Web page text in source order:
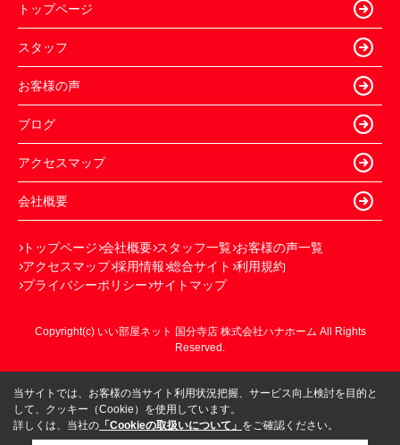
トップページ
スタッフ
お客様の声
ブログ
アクセスマップ
会社概要
トップページ 会社概要 スタッフ一覧 お客様の声一覧
アクセスマップ 採用情報 総合サイト 利用規約
プライバシーポリシー サイトマップ
Copyright(c) いい部屋ネット 国分寺店 株式会社ハナホーム All Rights
Reserved.
当サイトでは、お客様の当サイト利用状況把握、サービス向上検討を目的と
して、クッキー（Cookie）を使用しています。
詳しくは、当社の 「Cookieの取扱いについて」 をご確認ください。